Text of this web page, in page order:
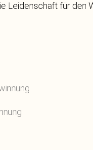
Leidenschaft für